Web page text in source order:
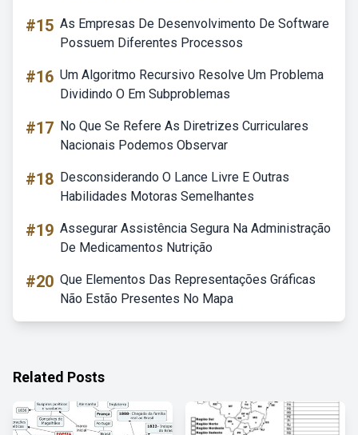
#15 As Empresas De Desenvolvimento De Software
Possuem Diferentes Processos
#16 Um Algoritmo Recursivo Resolve Um Problema
Dividindo O Em Subproblemas
#17 No Que Se Refere As Diretrizes Curriculares
Nacionais Podemos Observar
#18 Desconsiderando O Lance Livre E Outras
Habilidades Motoras Semelhantes
#19 Assegurar Assistência Segura Na Administração
De Medicamentos Nutrição
#20 Que Elementos Das Representações Gráficas
Não Estão Presentes No Mapa
Related Posts